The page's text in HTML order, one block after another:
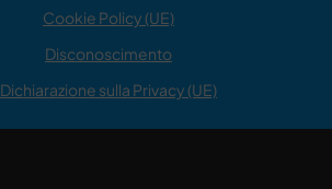
Cookie Policy (UE)
Disconoscimento
Dichiarazione sulla Privacy (UE)